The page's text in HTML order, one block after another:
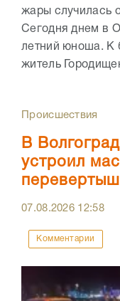
жары случилась
Сегодня днем в
летний юноша. К
житель
Происшествия
В
устроил
07.08.2026 12:58
Комментарии